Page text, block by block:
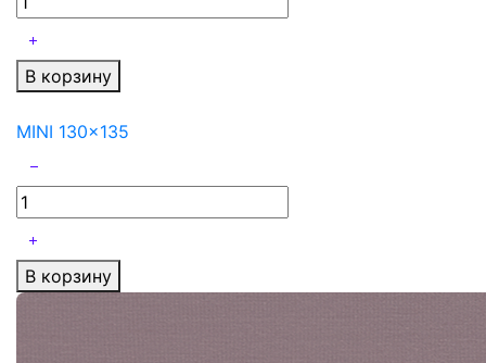
В корзину
MINI 130x135
В корзину